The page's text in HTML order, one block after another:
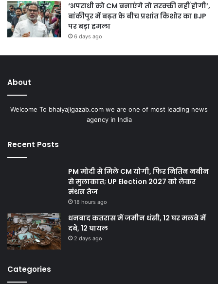
‘अपराधी को CM बनाएंगे तो तरक्की नहीं होगी’,
बांकीपुर में बढ़त के बीच प्रशांत किशोर का BJP
पर बड़ा हमला
6 days ago
About
Welcome To bhaiyajigazab.com we are one of most leading news
agency in India
Recent Posts
PM मोदी से मिले CM योगी, फिर नितिन नबीन
से मुलाकात; UP Election 2027 को लेकर
मंथन तेज
18 hours ago
धनबाद कतरास में जमीन धंसी, 12 घर मलबे में
दबे, 12 घायल
2 days ago
Categories